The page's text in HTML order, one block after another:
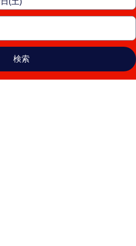
検索